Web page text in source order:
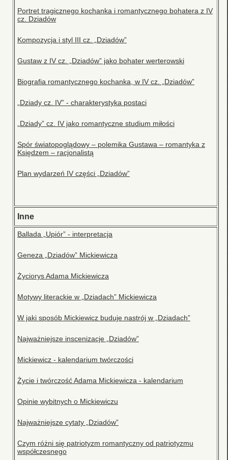
Portret tragicznego kochanka i romantycznego bohatera z IV
cz. Dziadów
Kompozycja i styl III cz. „Dziadów”
Gustaw z IV cz. „Dziadów” jako bohater werterowski
Biografia romantycznego kochanka, w IV cz. „Dziadów”
„Dziady cz. IV” - charakterystyka postaci
„Dziady” cz. IV jako romantyczne studium miłości
Spór światopoglądowy – polemika Gustawa – romantyka z
Księdzem – racjonalistą
Plan wydarzeń IV części „Dziadów”
Inne
Ballada „Upiór” - interpretacja
Geneza „Dziadów” Mickiewicza
Życiorys Adama Mickiewicza
Motywy literackie w „Dziadach” Mickiewicza
W jaki sposób Mickiewicz buduje nastrój w „Dziadach”
Najważniejsze inscenizacje „Dziadów”
Mickiewicz - kalendarium twórczości
Życie i twórczość Adama Mickiewicza - kalendarium
Opinie wybitnych o Mickiewiczu
Najważniejsze cytaty „Dziadów”
Czym różni się patriotyzm romantyczny od patriotyzmu
współczesnego